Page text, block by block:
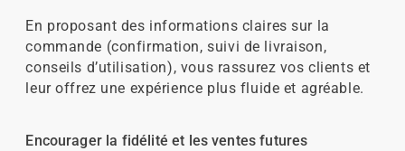
En proposant des informations claires sur la
commande (confirmation, suivi de livraison,
conseils d’utilisation), vous rassurez vos clients et
leur offrez une expérience plus fluide et agréable.
Encourager la fidélité et les ventes futures